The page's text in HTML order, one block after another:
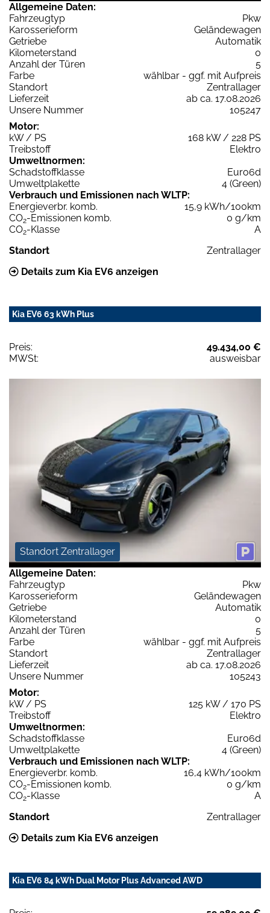
Allgemeine Daten:
Fahrzeugtyp
Pkw
Karosserieform
Geländewagen
Getriebe
Automatik
Kilometerstand
0
Anzahl der Türen
5
Farbe
wählbar - ggf. mit Aufpreis
Standort
Zentrallager
Lieferzeit
ab ca. 17.08.2026
Unsere Nummer
105247
Motor:
kW / PS
168 kW / 228 PS
Treibstoff
Elektro
Umweltnormen:
Schadstoffklasse
Euro6d
Umweltplakette
4 (Green)
Verbrauch und Emissionen nach WLTP:
Energieverbr. komb.
15,9 kWh/100km
CO2-Emissionen komb.
0 g/km
CO2-Klasse
A
Standort
Zentrallager
Details zum Kia EV6 anzeigen
Kia EV6 63 kWh Plus
Preis:
49.434,00 €
MWSt:
ausweisbar
Standort Zentrallager
Allgemeine Daten:
Fahrzeugtyp
Pkw
Karosserieform
Geländewagen
Getriebe
Automatik
Kilometerstand
0
Anzahl der Türen
5
Farbe
wählbar - ggf. mit Aufpreis
Standort
Zentrallager
Lieferzeit
ab ca. 17.08.2026
Unsere Nummer
105243
Motor:
kW / PS
125 kW / 170 PS
Treibstoff
Elektro
Umweltnormen:
Schadstoffklasse
Euro6d
Umweltplakette
4 (Green)
Verbrauch und Emissionen nach WLTP:
Energieverbr. komb.
16,4 kWh/100km
CO2-Emissionen komb.
0 g/km
CO2-Klasse
A
Standort
Zentrallager
Details zum Kia EV6 anzeigen
Kia EV6 84 kWh Dual Motor Plus Advanced AWD